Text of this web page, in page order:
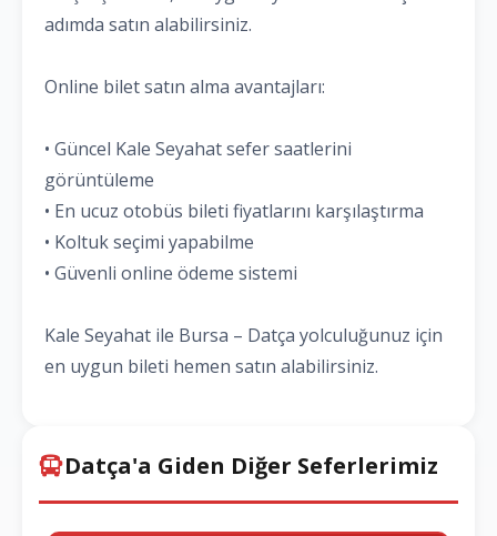
adımda satın alabilirsiniz.
Online bilet satın alma avantajları:
• Güncel Kale Seyahat sefer saatlerini
görüntüleme
• En ucuz otobüs bileti fiyatlarını karşılaştırma
• Koltuk seçimi yapabilme
• Güvenli online ödeme sistemi
Kale Seyahat ile Bursa – Datça yolculuğunuz için
en uygun bileti hemen satın alabilirsiniz.
Datça'a Giden Diğer Seferlerimiz